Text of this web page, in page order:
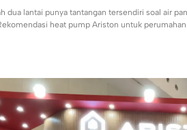
dua lantai punya tantangan tersendiri soal air
heat pump Ariston untuk perumahan